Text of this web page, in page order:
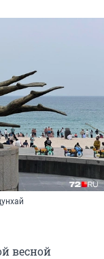
весной